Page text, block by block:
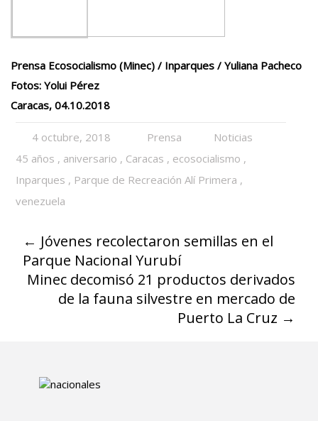
Prensa Ecosocialismo (Minec) / Inparques / Yuliana Pacheco
Fotos: Yolui Pérez
Caracas, 04.10.2018
4 octubre, 2018 Prensa
Noticias
45 años , aniversario , Caracas , ecosocialismo ,
Inparques , Parque de Recreación Alí Primera ,
venezuela
← Jóvenes recolectaron semillas en el
Parque Nacional Yurubí
Minec decomisó 21 productos derivados
de la fauna silvestre en mercado de
Puerto La Cruz →